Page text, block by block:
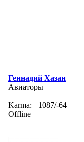
Геннадий Хазан
Авиаторы
Karma: +1087/-64
Offline